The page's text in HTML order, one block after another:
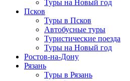
Туры на Новый год
Псков
Туры в Псков
Автобусные туры
Туристические поезда
Туры на Новый год
Ростов-на-Дону
Рязань
Туры в Рязань